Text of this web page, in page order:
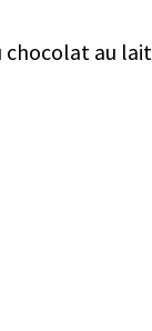
chocolat au lait